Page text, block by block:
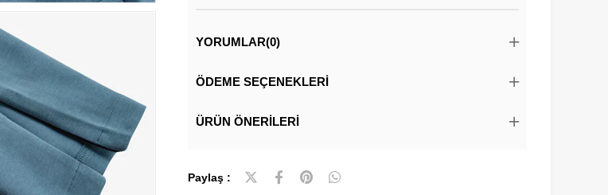
YORUMLAR(0)
ÖDEME SEÇENEKLERI
ÜRÜN ÖNERILERI
Paylaş :